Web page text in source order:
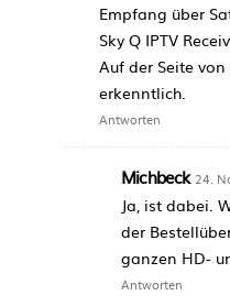
Empfang über
Sky Q IPTV
Auf der Seite
erkenntlich.
Antworten
Michbeck 24.
Ja, ist dabei.
der
ganzen HD-
Antworten